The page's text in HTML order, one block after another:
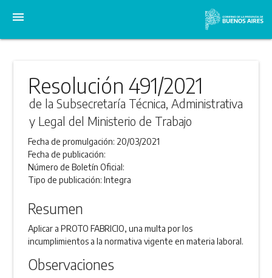
menu
Resolución 491/2021
de la Subsecretaría Técnica, Administrativa
y Legal del Ministerio de Trabajo
Fecha de promulgación: 20/03/2021
Fecha de publicación:
Número de Boletín Oficial:
Tipo de publicación:Integra
Resumen
Aplicar a PROTO FABRICIO, una multa por los
incumplimientos a la normativa vigente en materia laboral.
Observaciones